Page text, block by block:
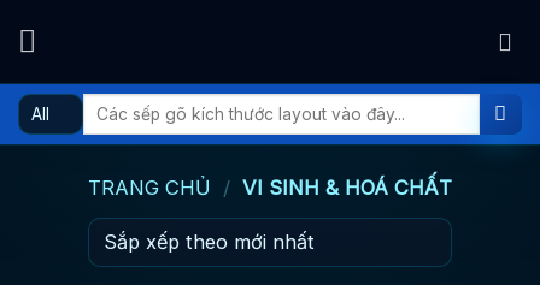
content
Tìm
kiếm:
TRANG CHỦ / VI SINH & HOÁ CHẤT